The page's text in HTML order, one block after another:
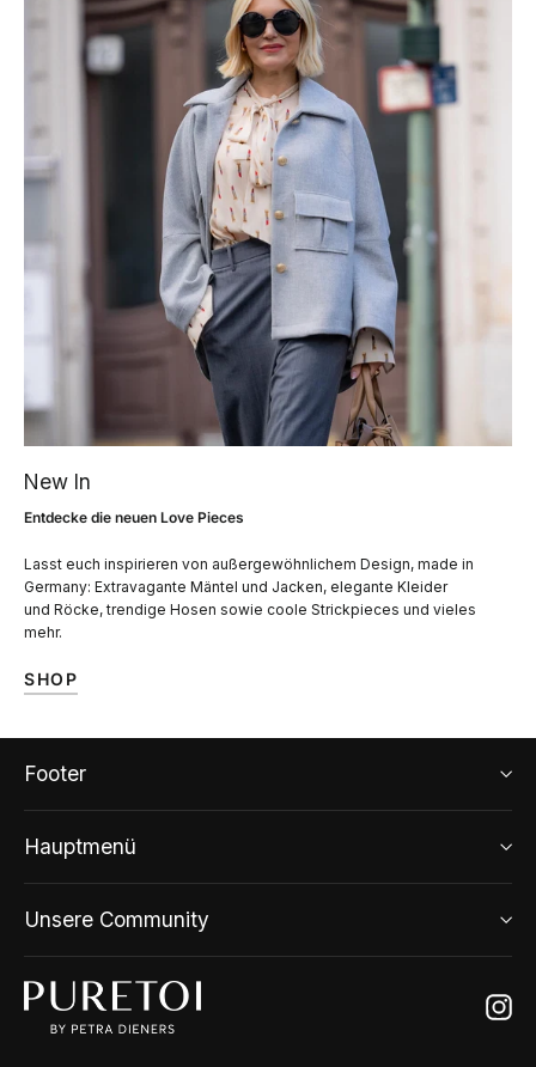
New In
Entdecke die neuen Love Pieces
Lasst euch inspirieren von außergewöhnlichem Design, made in
Germany: Extravagante Mäntel und Jacken, elegante Kleider
und Röcke, trendige Hosen sowie coole Strickpieces und vieles
mehr.
SHOP
Footer
Hauptmenü
Unsere Community